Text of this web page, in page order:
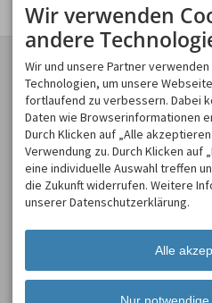
KONTAKT
Spirits of Nature GmbH
Moosweg 2
87545 Burgberg
DEUTSCHLAND
Tel. +49 8321 619 465
Fax +49 8321 619 463
info@spirits-of-nature.de
Mo -
Wir verwenden
andere
Wir und unsere Partner
Technologien, um unsere
fortlaufend zu verbessern. Dabei
Daten wie Browserinformationen
Durch Klicken auf „Alle
Verwendung zu. Durch Klicken auf
eine individuelle Auswahl treffen
die Zukunft widerrufen. Weitere
unserer Datenschutzerklärung.
Alle